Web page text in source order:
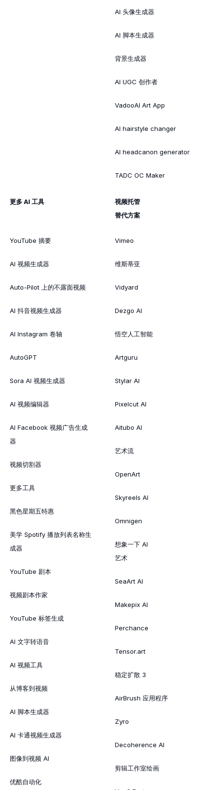
AI 头像生成器
AI 脚本生成器
背景生成器
AI UGC 创作者
VadooAI Art App
AI hairstyle changer
AI headcanon generator
TADC OC Maker
更多 AI 工具
YouTube 摘要
AI 视频生成器
Auto-Pilot 上的不露面视频
AI 抖音视频生成器
AI Instagram 卷轴
AutoGPT
Sora AI 视频生成器
AI 视频编辑器
AI Facebook 视频广告生成
器
视频切割器
更多工具
黑色星期五特惠
美学 Spotify 播放列表名称生
成器
YouTube 剧本
视频剧本作家
YouTube 标签生成
AI 文字转语音
AI 视频工具
从博客到视频
AI 脚本生成器
AI 卡通视频生成器
图像到视频 AI
优酷自动化
视频托管
替代方案
Vimeo
维斯蒂亚
Vidyard
Dezgo AI
悟空人工智能
Artguru
Stylar AI
Pixelcut AI
Aitubo AI
艺术流
OpenArt
Skyreels AI
Omnigen
想象一下 AI
艺术
SeaArt AI
Makepix AI
Perchance
Tensor.art
稳定扩散 3
AirBrush 应用程序
Zyro
Decoherence AI
剪辑工作室绘画